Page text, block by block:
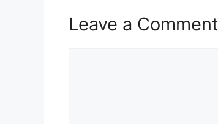
Leave a Comment